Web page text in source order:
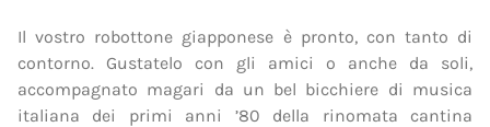
Il vostro robottone giapponese è pronto, con tanto di
contorno. Gustatelo con gli amici o anche da soli,
accompagnato magari da un bel bicchiere di musica
italiana dei primi anni ’80 della rinomata cantina